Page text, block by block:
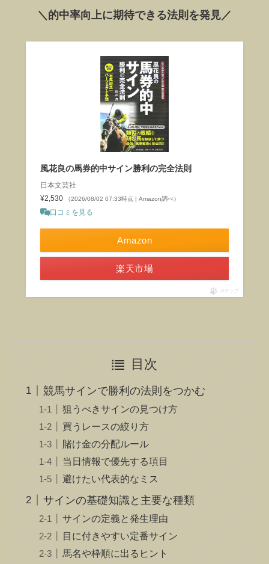
＼的中率向上に期待できる法則を発見／
風花良の馬券的中サイン勝利の完全法則
日本文芸社
¥2,530
（2026/08/02 07:33時点 | Amazon調べ）
口コミを見る
Amazon
楽天市場
ポチップ
目次
競馬サインで勝利の法則をつかむ
狙うべきサインの見つけ方
買うレースの絞り方
賭け金の分配ルール
当日情報で優先する項目
避けたい代表的なミス
サインの基礎知識と主要な種類
サインの定義と発生理由
目に付きやすい定番サイン
馬名や枠順に出るヒント